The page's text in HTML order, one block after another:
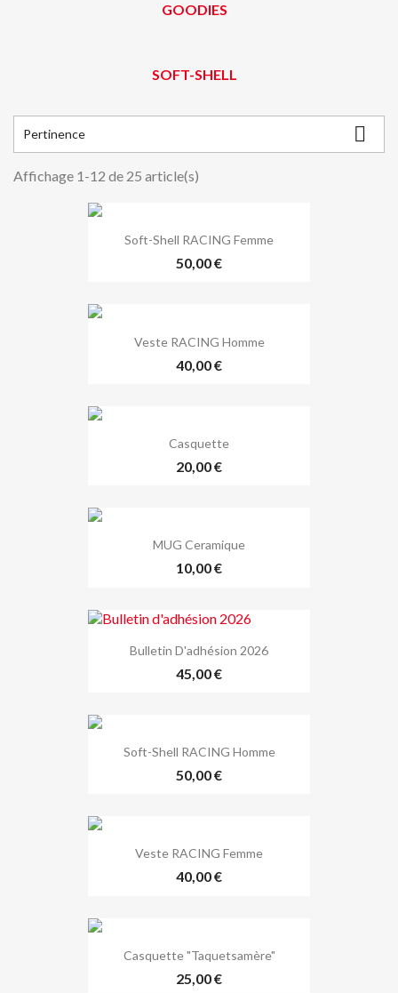
GOODIES
SOFT-SHELL
Pertinence 
Affichage 1-12 de 25 article(s)
Soft-Shell RACING Femme
50,00 €
Veste RACING Homme
40,00 €
Casquette
20,00 €
MUG Ceramique
10,00 €
Bulletin D'adhésion 2026
45,00 €
Soft-Shell RACING Homme
50,00 €
Veste RACING Femme
40,00 €
Casquette "Taquetsamère"
25,00 €